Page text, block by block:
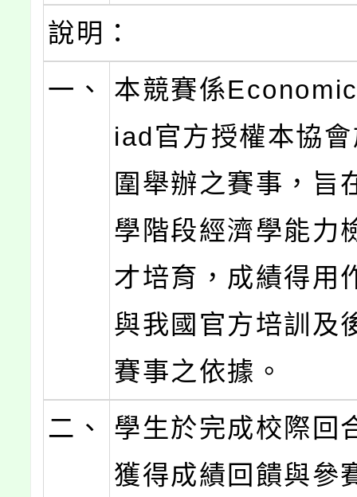
說明：
一、
本競賽係
iad官方授權本協
圍舉辦之賽事，旨
學階段經濟學能力
才培育，成績得用
與我國官方培訓及
賽事之依據。
二、
學生於完成校際回
獲得成績回饋與參